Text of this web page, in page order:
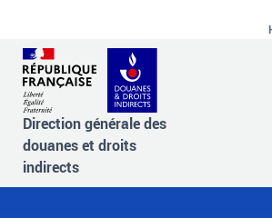
Direction générale des
douanes et droits
indirects